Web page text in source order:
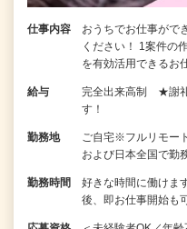
仕事内容
おうちでお仕事がで
ください！ 1案件の
を有効活用できる
給与
完全出来高制 ★謝礼
す！
勤務地
ご自宅※フルリモー
および日本全国で勤
勤務時間
好きな時間に働け
後、即お仕事開始